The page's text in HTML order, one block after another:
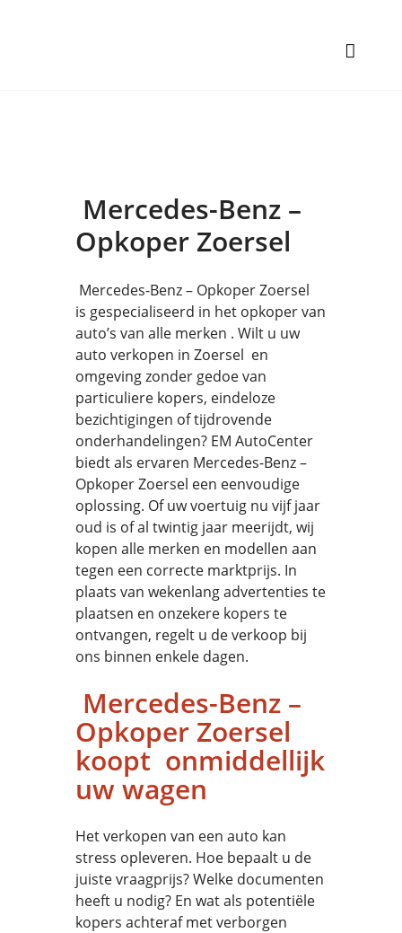
Mercedes-Benz –
Opkoper Zoersel
Mercedes-Benz – Opkoper Zoersel
is gespecialiseerd in het opkoper van
auto’s van alle merken . Wilt u uw
auto verkopen in Zoersel en
omgeving zonder gedoe van
particuliere kopers, eindeloze
bezichtigingen of tijdrovende
onderhandelingen? EM AutoCenter
biedt als ervaren Mercedes-Benz –
Opkoper Zoersel een eenvoudige
oplossing. Of uw voertuig nu vijf jaar
oud is of al twintig jaar meerijdt, wij
kopen alle merken en modellen aan
tegen een correcte marktprijs. In
plaats van wekenlang advertenties te
plaatsen en onzekere kopers te
ontvangen, regelt u de verkoop bij
ons binnen enkele dagen.
Mercedes-Benz –
Opkoper Zoersel
koopt onmiddellijk
uw wagen
Het verkopen van een auto kan
stress opleveren. Hoe bepaalt u de
juiste vraagprijs? Welke documenten
heeft u nodig? En wat als potentiële
kopers achteraf met verborgen